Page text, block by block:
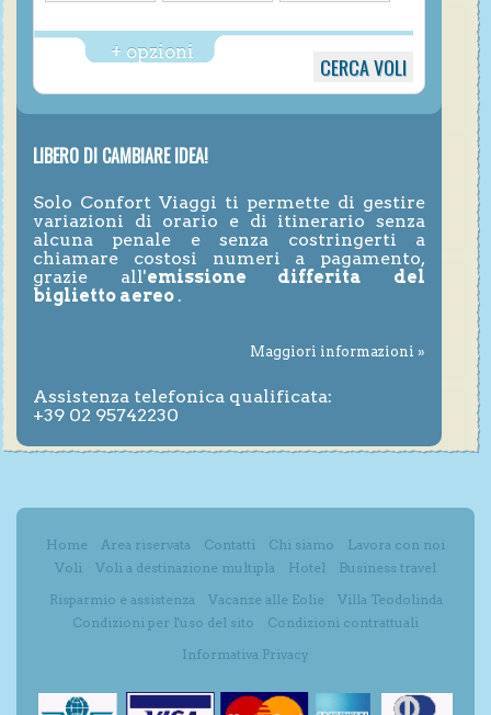
+ opzioni
LIBERO DI CAMBIARE IDEA!
Solo Confort Viaggi ti permette di gestire
variazioni di orario e di itinerario senza
alcuna penale e senza costringerti a
chiamare costosi numeri a pagamento,
grazie all'emissione differita del
biglietto aereo .
Maggiori informazioni »
Assistenza telefonica qualificata:
+39 02 95742230
Home Area riservata Contatti Chi siamo
Lavora con noi
Voli
Voli a destinazione multipla Hotel
Business travel
Risparmio e assistenza
Vacanze alle Eolie
Villa Teodolinda
Condizioni per l'uso del sito
Condizioni contrattuali
Informativa Privacy